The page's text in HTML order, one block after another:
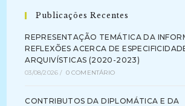
Publicações Recentes
REPRESENTAÇÃO TEMÁTICA DA
REFLEXÕES ACERCA DE
ARQUIVÍSTICAS (2020-2023)
03/08/2026 / 0 COMENTÁRIO
CONTRIBUTOS DA DIPLOMÁTICA E DA